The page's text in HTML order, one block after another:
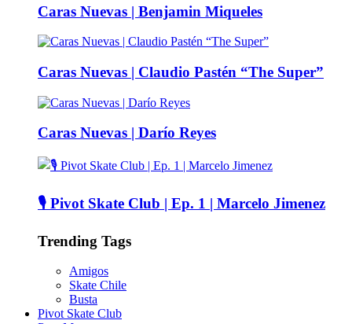
Caras Nuevas | Benjamin Miqueles
Caras Nuevas | Claudio Pastén “The Super”
Caras Nuevas | Darío Reyes
🎙️ Pivot Skate Club | Ep. 1 | Marcelo Jimenez
Trending Tags
Amigos
Skate Chile
Busta
Pivot Skate Club